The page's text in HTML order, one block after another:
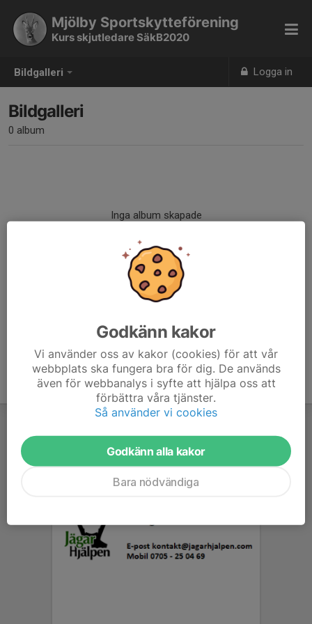
Bildgalleri Logga in
Mjölby Sportskytteförening
Kurs skjutledare SäkB2020
Bildgalleri
0 album
Inga album skapade
Godkänn kakor
Vi använder oss av kakor (cookies) för att vår
webbplats ska fungera bra för dig. De används
även för webbanalys i syfte att hjälpa oss att
förbättra våra tjänster.
Så använder vi cookies
Godkänn alla kakor
Bara nödvändiga